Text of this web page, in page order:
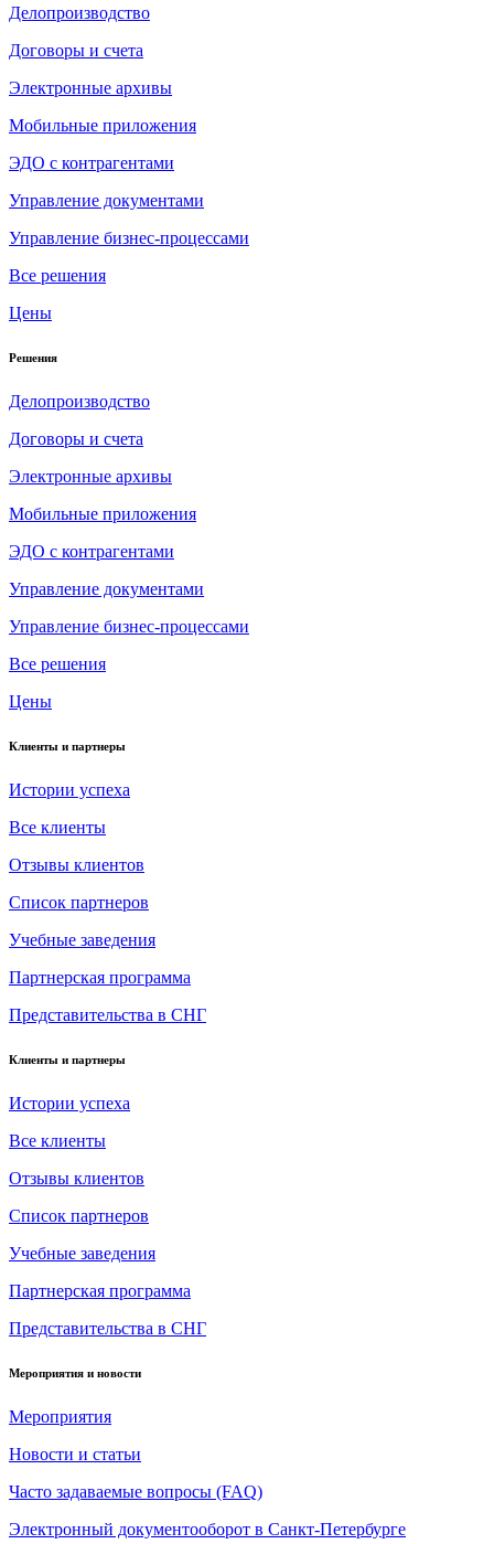
Делопроизводство
Договоры и счета
Электронные архивы
Мобильные приложения
ЭДО с контрагентами
Управление документами
Управление бизнес-процессами
Все решения
Цены
Решения
Делопроизводство
Договоры и счета
Электронные архивы
Мобильные приложения
ЭДО с контрагентами
Управление документами
Управление бизнес-процессами
Все решения
Цены
Клиенты и партнеры
Истории успеха
Все клиенты
Отзывы клиентов
Список партнеров
Учебные заведения
Партнерская программа
Представительства в СНГ
Клиенты и партнеры
Истории успеха
Все клиенты
Отзывы клиентов
Список партнеров
Учебные заведения
Партнерская программа
Представительства в СНГ
Мероприятия и новости
Мероприятия
Новости и статьи
Часто задаваемые вопросы (FAQ)
Электронный документооборот в Санкт-Петербурге